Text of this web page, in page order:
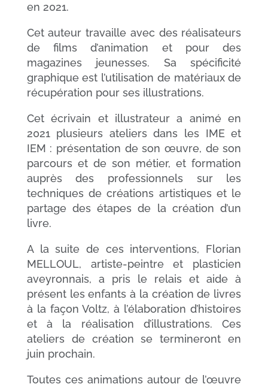
en 2021.
Cet auteur travaille avec des réalisateurs
de films d’animation et pour des
magazines jeunesses. Sa spécificité
graphique est l’utilisation de matériaux de
récupération pour ses illustrations.
Cet écrivain et illustrateur a animé en
2021 plusieurs ateliers dans les IME et
IEM : présentation de son œuvre, de son
parcours et de son métier, et formation
auprès des professionnels sur les
techniques de créations artistiques et le
partage des étapes de la création d’un
livre.
A la suite de ces interventions, Florian
MELLOUL, artiste-peintre et plasticien
aveyronnais, a pris le relais et aide à
présent les enfants à la création de livres
à la façon Voltz, à l’élaboration d’histoires
et à la réalisation d’illustrations. Ces
ateliers de création se termineront en
juin prochain.
Toutes ces animations autour de l’œuvre